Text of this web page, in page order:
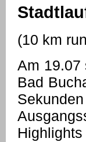
(10 km
Am 19.07
Bad